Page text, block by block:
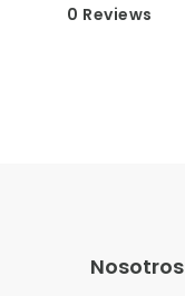
0 Reviews
Nosotros